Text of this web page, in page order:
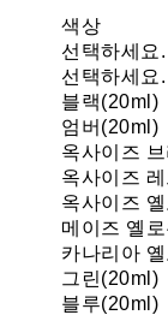
색상
선택하세요.
선택하세요.
블랙(20ml)
엄버(20ml)
옥사이즈
옥사이즈
옥사이즈
메이즈 옐
카나리아
그린(20ml)
블루(20ml)